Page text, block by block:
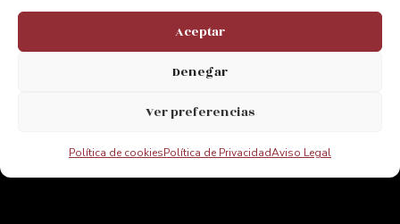
Aceptar
Denegar
Ver preferencias
Política de cookiesPolítica de PrivacidadAviso Legal
Preguntas Frecuentes
Contacto
Enlaces de Interés
Nosotros